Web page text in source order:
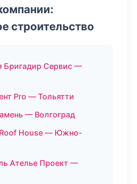
строительство
Бригадир Сервис —
Pro — Тольятти
— Волгоград
House — Южно-
Ателье Проект —